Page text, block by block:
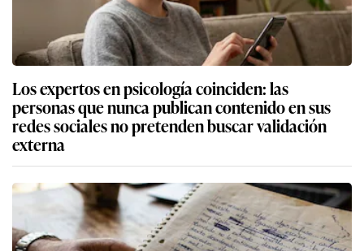
Los expertos en psicología coinciden: las
personas que nunca publican contenido en sus
redes sociales no pretenden buscar validación
externa